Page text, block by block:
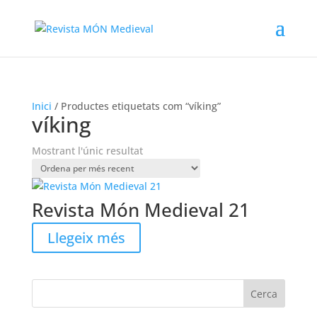
Inici / Productes etiquetats com “víking”
víking
Mostrant l'únic resultat
Revista Món Medieval 21
Llegeix més